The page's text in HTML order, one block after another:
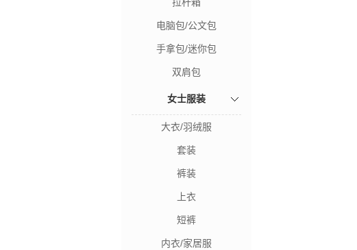
电脑包/公文包
手拿包/迷你包
双肩包
女士服装
大衣/羽绒服
套装
裤装
上衣
短裤
内衣/家居服